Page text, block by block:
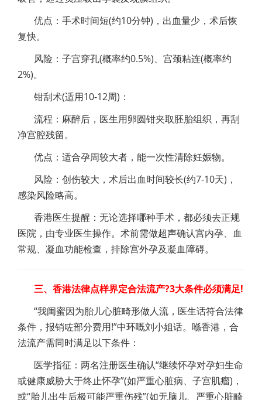
优点：手术时间短(约10分钟)，出血量少，术后恢
复快。
风险：子宫穿孔(概率约0.5%)、宫颈粘连(概率约
2%)。
钳刮术(适用10-12周)：
流程：麻醉后，医生用卵圆钳夹取胚胎组织，再刮
净宫腔残留。
优点：适合孕周较大者，能一次性清除妊娠物。
风险：创伤较大，术后出血时间较长(约7-10天)，
感染风险略高。
香港医生提醒：无论选择哪种手术，都必须去正规
医院，由专业医生操作。术前需做超声确认宫内孕、血
常规、凝血功能检查，排除宫外孕及凝血障碍。
三、香港法律点样界定合法流产?3大条件必须满足!
“我闺蜜因为胎儿心脏畸形做人流，医生话符合法律
条件，报销咗部分费用!”中环嘅刘小姐话。喺香港，合
法流产需同时满足以下条件：
医学指征：两名注册医生确认“继续怀孕对孕妇生命
或健康威胁大于终止怀孕”(如严重心脏病、子宫肌瘤)，
或“胎儿出生后极可能严重伤残”(如无脑儿、严重心脏畸